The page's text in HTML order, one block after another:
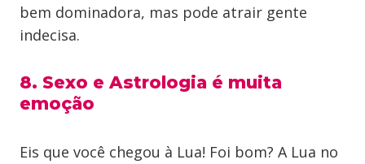
bem dominadora, mas pode atrair gente
indecisa.
8. Sexo e Astrologia é muita
emoção
Eis que você chegou à Lua! Foi bom? A Lua no